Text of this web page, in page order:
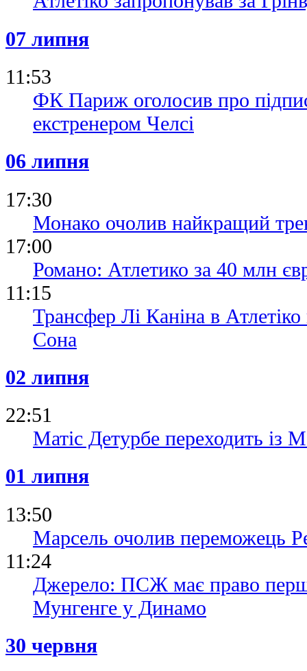
07 липня
11:53
ФК Париж оголосив про
екстренером Челсі
06 липня
17:30
Монако очолив найкращий
17:00
Романо: Атлетико за 40 млн
11:15
Трансфер Лі Каніна в
Сона
02 липня
22:51
Матіс Детурбе переходить із
01 липня
13:50
Марсель очолив переможець
11:24
Джерело: ПСЖ має право
Мунгенге у Динамо
30 червня